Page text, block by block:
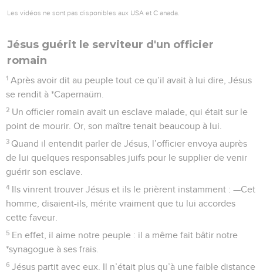
Les vidéos ne sont pas disponibles aux USA et C anada.
Jésus guérit le serviteur d'un officier
romain
1 Après avoir dit au peuple tout ce qu’il avait à lui dire, Jésus
se rendit à *Capernaüm.
2 Un officier romain avait un esclave malade, qui était sur le
point de mourir. Or, son maître tenait beaucoup à lui.
3 Quand il entendit parler de Jésus, l’officier envoya auprès
de lui quelques responsables juifs pour le supplier de venir
guérir son esclave.
4 Ils vinrent trouver Jésus et ils le prièrent instamment : —Cet
homme, disaient-ils, mérite vraiment que tu lui accordes
cette faveur.
5 En effet, il aime notre peuple : il a même fait bâtir notre
*synagogue à ses frais.
6 Jésus partit avec eux. Il n’était plus qu’à une faible distance